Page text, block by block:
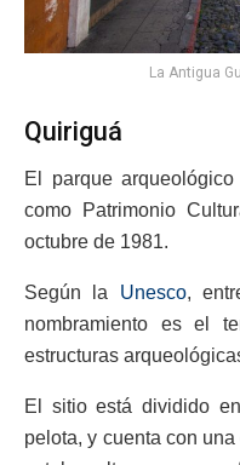
La Antigua
Quiriguá
El parque
como Patrimonio
octubre de 1981.
Según la Unesco,
nombramiento es el
estructuras
El sitio está dividido
pelota, y cuenta con